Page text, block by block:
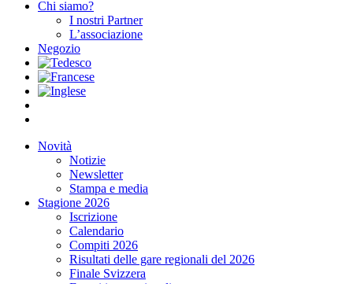
Chi siamo?
I nostri Partner
L’associazione
Negozio
Novità
Notizie
Newsletter
Stampa e media
Stagione 2026
Iscrizione
Calendario
Compiti 2026
Risultati delle gare regionali del 2026
Finale Svizzera